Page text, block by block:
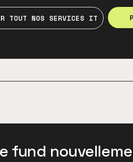
TOUT NOS SERVICES IT
fund